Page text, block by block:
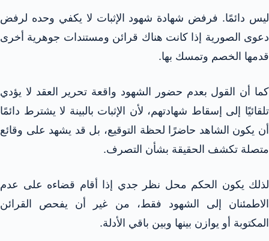
ليس دائمًا. فرفض شهادة شهود الإثبات لا يكفي وحده لرفض
دعوى الصورية إذا كانت هناك قرائن ومستندات جوهرية أخرى
قدمها الخصم وتمسك بها.
كما أن القول بعدم حضور الشهود واقعة تحرير العقد لا يؤدي
تلقائيًا إلى إسقاط شهادتهم، لأن الإثبات بالبينة لا يشترط دائمًا
أن يكون الشاهد حاضرًا لحظة التوقيع، بل قد يشهد على وقائع
متصلة تكشف الحقيقة بشأن التصرف.
لذلك يكون الحكم محل نظر جدي إذا أقام قضاءه على عدم
الاطمئنان إلى الشهود فقط، من غير أن يفحص القرائن
المكتوبة أو يوازن بينها وبين باقي الأدلة.